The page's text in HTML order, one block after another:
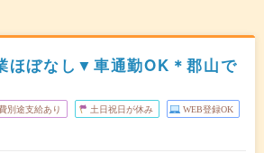
ほぼなし▼車通勤OK＊郡山で
別途支給あり 土日祝日が休み WEB登録OK